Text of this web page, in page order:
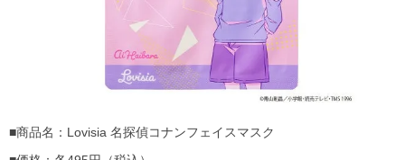
■商品名：Lovisia 名探偵コナンフェイスマスク